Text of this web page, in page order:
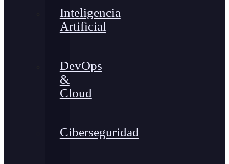
Inteligencia
Artificial
DevOps
&
Cloud
Ciberseguridad